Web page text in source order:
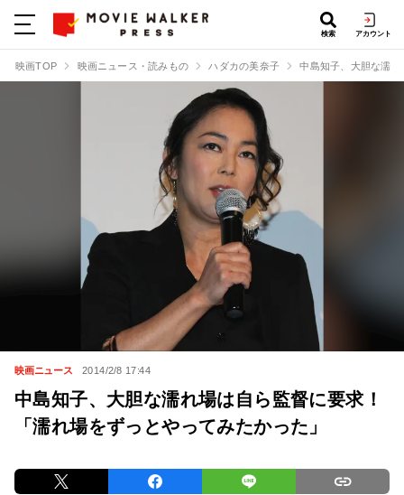
検索 アカウント
映画TOP 映画ニュース・読みもの ハダカの美奈子 中島知子、大胆な濡
映画ニュース 2014/2/8 17:44
中島知子、大胆な濡れ場は自ら監督に要求！
「濡れ場をずっとやってみたかった」